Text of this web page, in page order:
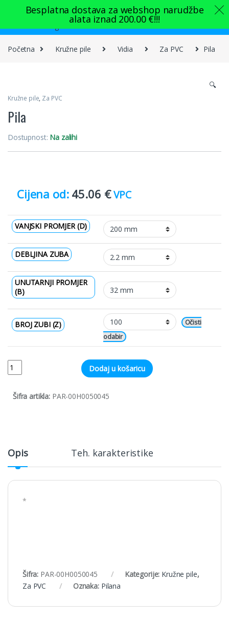
Skip to navigation
Skip to content
Početna Kružne pile Vidia Za PVC Pila
🔍
Kružne pile, Za PVC
Pila
Dostupnost: Na zalihi
45.06 € VPC
VANJSKI PROMJER (D)
DEBLJINA ZUBA
UNUTARNJI PROMJER
(B)
BROJ ZUBI (Z) Očisti
Quantity Dodaj u košaricu
Šifra artikla: PAR-00H0050045
Opis Teh. karakteristike
*
Šifra: PAR-00H0050045 Kategorije: Kružne pile,
Za PVC
Oznaka: Pilana
Besplatna dostava za webshop narudžbe
alata iznad 200.00 €!!!